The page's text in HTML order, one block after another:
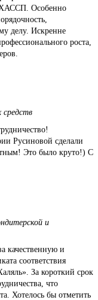
ХАССП. Особенно
делу. Искренне
роста,
средств
Русиновой сделали
Это было круто!) С
и
качественную и
соответствия
За короткий срок
что
Хотелось бы отметить